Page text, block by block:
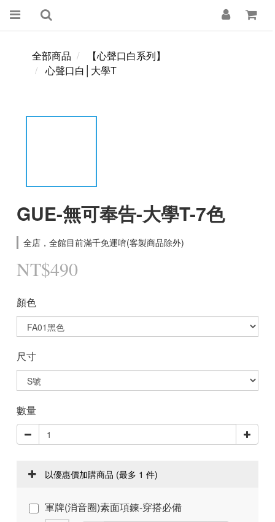
全部商品
【心聲口白系列】
心聲口白│大學T
GUE-無可奉告-大學T-7色
全店，全館目前滿千免運唷(客製商品除外)
NT$490
顏色
尺寸
數量
以優惠價加購商品 (最多 1 件)
軍牌(消音圈)素面項鍊-穿搭必備